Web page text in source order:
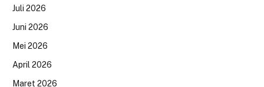
Juli 2026
Juni 2026
Mei 2026
April 2026
Maret 2026